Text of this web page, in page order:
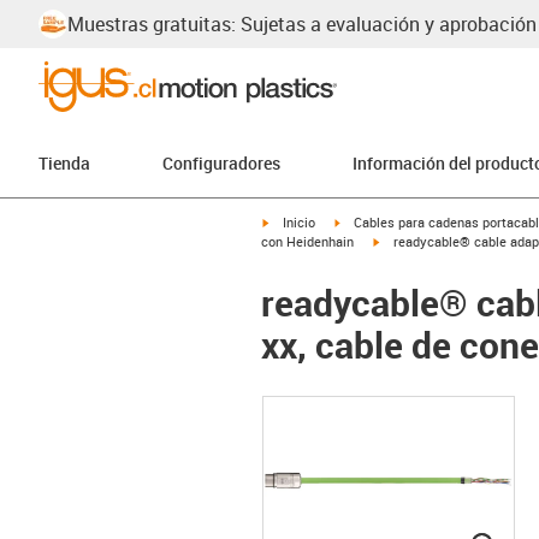
Muestras gratuitas: Sujetas a evaluación y
Tienda Configuradores Información del
igus-icon-arrow-right
Inicio igus-icon-arrow-right
Cables para cadenas
con Heidenhain
igus-icon-arrow-right
readycable® cable
readycable®
xx, cable de